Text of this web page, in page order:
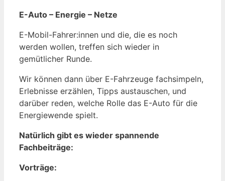
E-Auto – Energie – Netze
E-Mobil-Fahrer:innen und die, die es noch
werden wollen, treffen sich wieder in
gemütlicher Runde.
Wir können dann über E-Fahrzeuge fachsimpeln,
Erlebnisse erzählen, Tipps austauschen, und
darüber reden, welche Rolle das E-Auto für die
Energiewende spielt.
Natürlich gibt es wieder spannende
Fachbeiträge:
Vorträge: